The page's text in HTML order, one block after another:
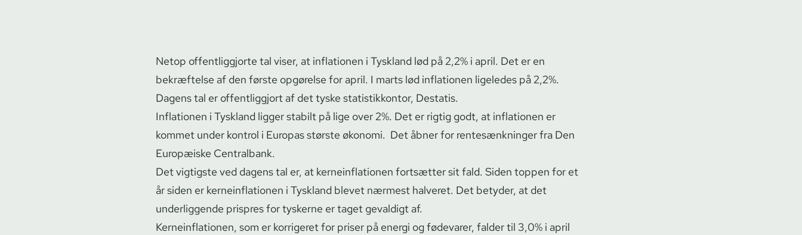
Netop of­fent­lig­gjor­te tal viser, at inflationen i Tyskland lød på 2,2% i april. Det er en
bekræftelse af den første opgørelse for april. I marts lød inflationen ligeledes på 2,2%.
Dagens tal er offentliggjort af det tyske sta­ti­stik­kon­tor, Destatis.
Inflationen i Tyskland ligger stabilt på lige over 2%. Det er rigtig godt, at inflationen er
kommet under kontrol i Europas største økonomi. Det åbner for ren­tes­ænk­nin­ger fra Den
Europæiske Centralbank.
Det vigtigste ved dagens tal er, at ker­ne­in­f­la­tio­nen fortsætter sit fald. Siden toppen for et
år siden er ker­ne­in­f­la­tio­nen i Tyskland blevet nærmest halveret. Det betyder, at det
underliggende prispres for tyskerne er taget gevaldigt af.
Ker­ne­in­f­la­tio­nen, som er korrigeret for priser på energi og fødevarer, falder til 3,0% i april